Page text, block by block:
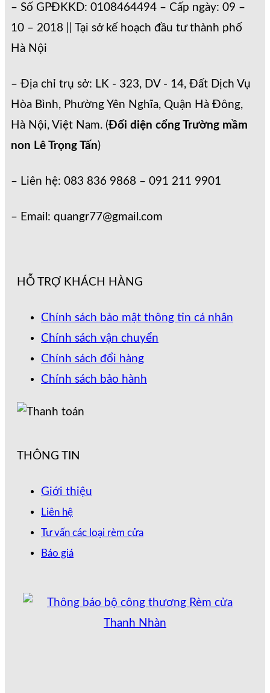
– Số GPĐKKD: 0108464494 – Cấp ngày: 09 –
10 – 2018 || Tại sở kế hoạch đầu tư thành phố
Hà Nội
– Địa chỉ trụ sở: LK - 323, DV - 14, Đất Dịch Vụ
Hòa Bình, Phường Yên Nghĩa, Quận Hà Đông,
Hà Nội, Việt Nam. (Đối diện cổng Trường mầm
non Lê Trọng Tấn)
– Liên hệ: 083 836 9868 – 091 211 9901
– Email: quangr77@gmail.com
HỖ TRỢ KHÁCH HÀNG
Chính sách bảo mật thông tin cá nhân
Chính sách vận chuyển
Chính sách đổi hàng
Chính sách bảo hành
THÔNG TIN
Giới thiệu
Liên hệ
Tư vấn các loại rèm cửa
Báo giá